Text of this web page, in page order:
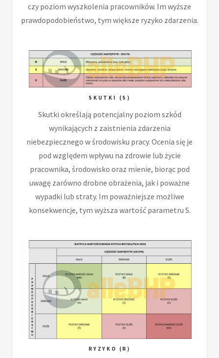
czy poziom wyszkolenia pracowników. Im wyższe
prawdopodobieństwo, tym większe ryzyko zdarzenia.
SKUTKI (S)
Skutki określają potencjalny poziom szkód
wynikających z zaistnienia zdarzenia
niebezpiecznego w środowisku pracy. Ocenia się je
pod względem wpływu na zdrowie lub życie
pracownika, środowisko oraz mienie, biorąc pod
uwagę zarówno drobne obrażenia, jak i poważne
wypadki lub straty. Im poważniejsze możliwe
konsekwencje, tym wyższa wartość parametru S.
RYZYKO (R)